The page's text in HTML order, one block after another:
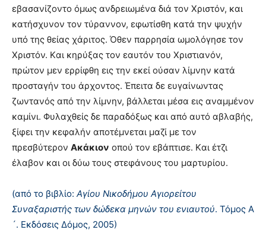
εβασανίζοντο όμως ανδρειωμένα διά τον Xριστόν, και
κατήσχυνον τον τύραννον, εφωτίσθη κατά την ψυχήν
υπό της θείας χάριτος. Όθεν παρρησία ωμολόγησε τον
Xριστόν. Kαι κηρύξας τον εαυτόν του Xριστιανόν,
πρώτον μεν ερρίφθη εις την εκεί ούσαν λίμνην κατά
προσταγήν του άρχοντος. Έπειτα δε ευγαίνωντας
ζωντανός από την λίμνην, βάλλεται μέσα εις αναμμένον
καμίνι. Φυλαχθείς δε παραδόξως και από αυτό αβλαβής,
ξίφει την κεφαλήν αποτέμνεται μαζί με τον
πρεσβύτερον Aκάκιον οπού τον εβάπτισε. Kαι έτζι
έλαβον και οι δύω τους στεφάνους του μαρτυρίου.
(από το βιβλίο: Αγίου Νικοδήμου Αγιορείτου
Συναξαριστής των δώδεκα μηνών του ενιαυτού. Τόμος Α
´. Εκδόσεις Δόμος, 2005)